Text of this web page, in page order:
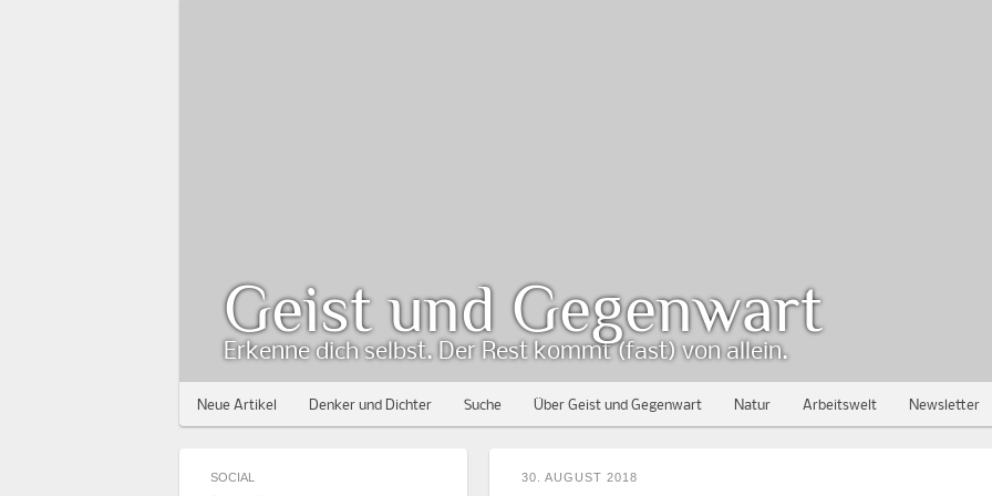
Neue Artikel Denker und Dichter Suche Über Geist und Gegenwart Natur Arbeitswelt Newsletter
Geist und Gegenwart
Erkenne dich selbst. Der Rest kommt (fast) von allein.
30. AUGUST 2018
SOCIAL